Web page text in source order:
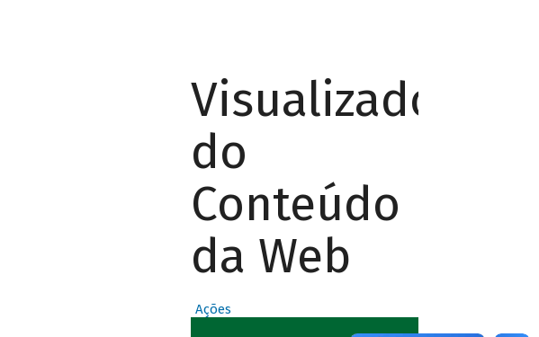
Visualizador
do
Conteúdo
da Web
Ações